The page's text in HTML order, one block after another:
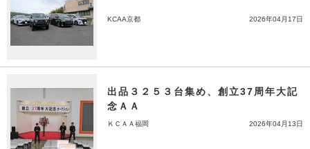
KCAA京都 2026年04月17日
出品３２５３台集め、創立37周年大記
念ＡＡ
ＫＣＡＡ福岡 2026年04月13日